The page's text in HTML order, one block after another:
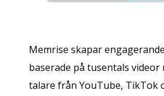
Memrise skapar
baserade på tusentals videor
talare från YouTube, TikTok